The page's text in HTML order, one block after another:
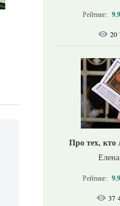
Рейтинг: 9.9
20
Про тех,
Рейтинг: 9.9
37